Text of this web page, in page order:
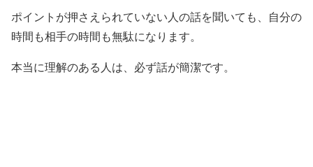
ポイントが押さえられていない人の話を聞いても、自分の
時間も相手の時間も無駄になります。
本当に理解のある人は、必ず話が簡潔です。